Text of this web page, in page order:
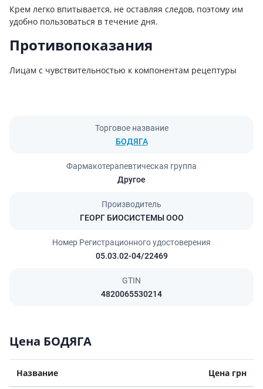
Крем легко впитывается, не оставляя следов, поэтому им
удобно пользоваться в течение дня.
Противопоказания
Лицам с чувствительностью к компонентам рецептуры
Торговое название
БОДЯГА
Фармакотерапевтическая группа
Другое
Производитель
ГЕОРГ БИОСИСТЕМЫ ООО
Номер Регистрационного удостоверения
05.03.02-04/22469
GTIN
4820065530214
Цена БОДЯГА
Название Цена грн